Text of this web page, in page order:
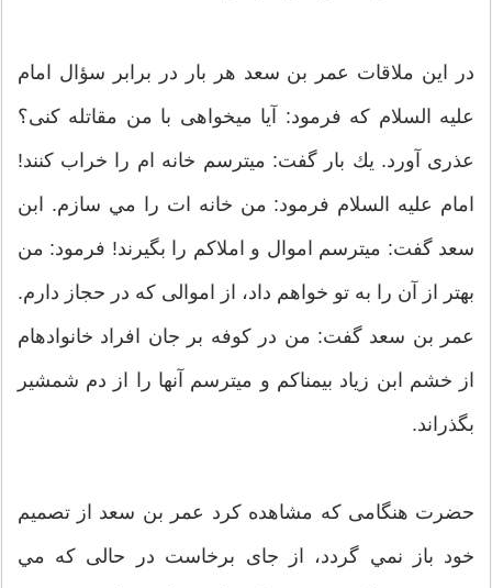
در این ملاقات عمر بن سعد هر بار در برابر سؤال امام
علیه ‏السلام كه فرمود: آیا مي‏خواهی با من مقاتله كنی؟
عذری آورد. یك بار گفت: مي‏ترسم خانه ‏ام را خراب كنند!
امام علیه‏ السلام فرمود: من خانه‏ ات را مي‏ سازم. ابن
سعد گفت: مي‏ترسم اموال و املاكم را بگیرند! فرمود: من
بهتر از آن را به تو خواهم داد، از اموالی كه در حجاز دارم.
عمر بن سعد گفت: من در كوفه بر جان افراد خانواده‏ام
از خشم ابن زیاد بیمناكم و مي‏ترسم آنها را از دم شمشیر
بگذراند.
حضرت هنگامی كه مشاهده كرد عمر بن سعد از تصمیم
خود باز نمي‏ گردد، از جای برخاست در حالی كه مي‏